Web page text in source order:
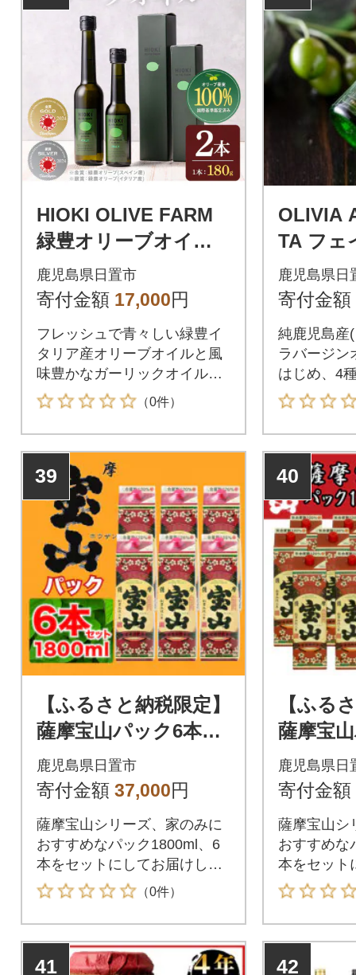
HIOKI OLIVE FARM
緑豊オリーブオイル
(イタリア産)とガーリ
ックオイル(各180g)
鹿児島県日置市
寄付金額 17,000円
フレッシュで青々しい緑豊イ
タリア産オリーブオイルと風
味豊かなガーリックオイルで
す。
（0件）
OLIVIA
TA フェ
0ml×1]
鹿児島県日
寄付金額
純鹿児島産
ラバージン
はじめ、4
ブレンド
39
【ふるさと納税限定】
薩摩宝山パック6本入
り【西酒造】
鹿児島県日置市
寄付金額 37,000円
薩摩宝山シリーズ、家のみに
おすすめなパック1800ml、6
本をセットにしてお届けしま
す。
（0件）
40
【ふる
薩摩宝
入り【
鹿児島県日
寄付金額
薩摩宝山シ
おすすめな
本をセット
す。
41 42